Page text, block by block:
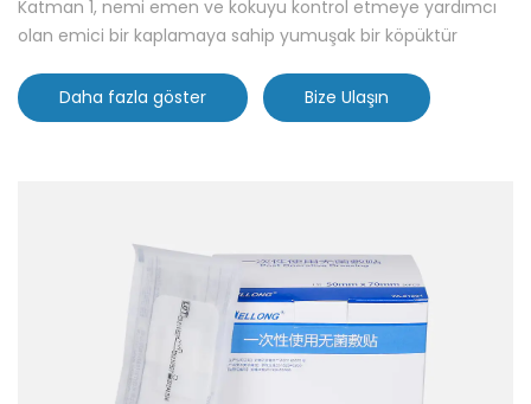
Katman 1, nemi emen ve kokuyu kontrol etmeye yardımcı
olan emici bir kaplamaya sahip yumuşak bir köpüktür
Daha fazla göster Bize Ulaşın